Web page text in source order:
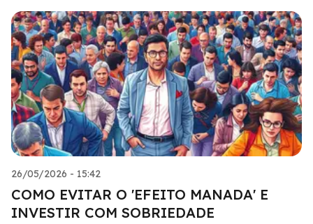
26/05/2026 - 15:42
COMO EVITAR O 'EFEITO MANADA' E
INVESTIR COM SOBRIEDADE